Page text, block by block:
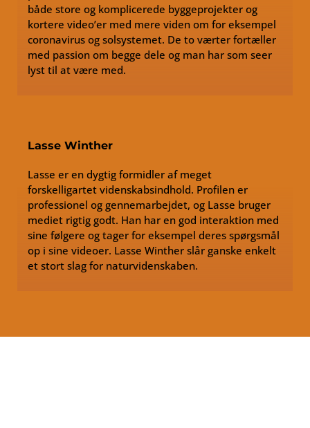
både store og komplicerede byggeprojekter og
kortere video’er med mere viden om for eksempel
coronavirus og solsystemet. De to værter fortæller
med passion om begge dele og man har som seer
lyst til at være med.
Lasse Winther
Lasse er en dygtig formidler af meget
forskelligartet videnskabsindhold. Profilen er
professionel og gennemarbejdet, og Lasse bruger
mediet rigtig godt. Han har en god interaktion med
sine følgere og tager for eksempel deres spørgsmål
op i sine videoer. Lasse Winther slår ganske enkelt
et stort slag for naturvidenskaben.